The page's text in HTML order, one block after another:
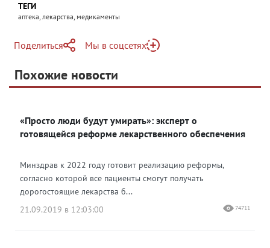
ТЕГИ
аптека, лекарства, медикаменты
Поделиться
Telegram
Одноклассники
Мы в соцсетях
Яндекс Дзен
Похожие новости
«Просто люди будут умирать»: эксперт о
готовящейся реформе лекарственного обеспечения
Минздрав к 2022 году готовит реализацию реформы,
согласно которой все пациенты смогут получать
дорогостоящие лекарства б...
21.09.2019 в 12:03:00
74711